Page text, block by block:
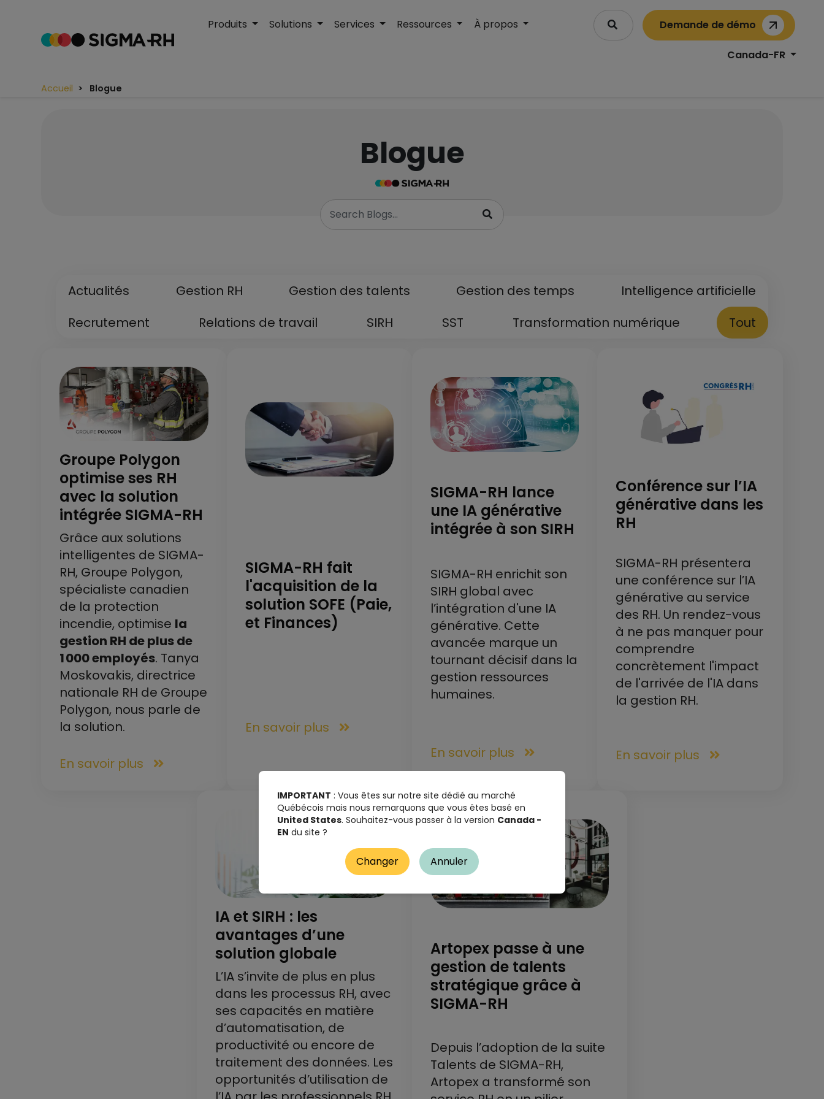
Produits Solutions Services Ressources À propos Demande de démo
Canada-FR
Accueil Blogue
Blogue
Tout
Actualités Gestion RH Gestion des talents Gestion des temps
Intelligence artificielle
Recrutement
Relations de travail SIRH SST Transformation numérique
Groupe Polygon
optimise ses RH
avec la solution
intégrée SIGMA-RH
Grâce aux solutions
intelligentes de SIGMA-
RH, Groupe Polygon,
spécialiste canadien
de la protection
incendie, optimise la
gestion RH de plus de
1 000 employés. Tanya
Moskovakis, directrice
nationale RH de Groupe
Polygon, nous parle de
la solution.
En savoir plus
SIGMA-RH fait
l'acquisition de la
solution SOFE (Paie,
et Finances)
En savoir plus
SIGMA-RH lance
une IA générative
intégrée à son SIRH
SIGMA-RH enrichit son
SIRH global avec
l’intégration d'une IA
générative. Cette
avancée marque un
tournant décisif dans la
gestion ressources
humaines.
En savoir plus
Conférence sur l’IA
générative dans les
RH
SIGMA-RH présentera
une conférence sur l’IA
générative au service
des RH. Un rendez-vous
à ne pas manquer pour
comprendre
concrètement l'impact
de l'arrivée de l'IA dans
la gestion RH.
En savoir plus
IA et SIRH : les
avantages d’une
solution globale
L’IA s’invite de plus en plus
dans les processus RH, avec
ses capacités en matière
d’automatisation, de
productivité ou encore de
traitement des données. Les
opportunités d’utilisation de
Artopex passe à une
gestion de talents
stratégique grâce à
SIGMA-RH
Depuis l’adoption de la suite
Talents de SIGMA-RH,
Artopex a transformé son
IMPORTANT : Vous êtes sur notre site dédié au marché
Québécois mais nous remarquons que vous êtes basé en
United States. Souhaitez-vous passer à la version Canada -
EN du site ?
Changer Annuler